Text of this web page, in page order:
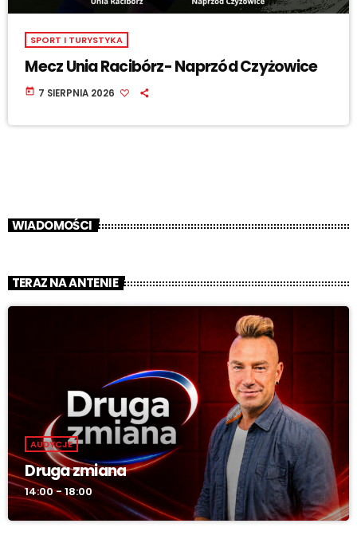
SPORT I TURYSTYKA
Mecz Unia Racibórz- Naprzód Czyżowice
today 7 SIERPNIA 2026
WIADOMOŚCI
TERAZ NA ANTENIE
AUDYCJE
Druga zmiana
14:00 - 18:00